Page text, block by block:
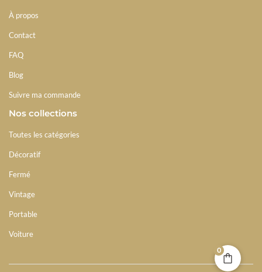
0
À propos
Contact
FAQ
Blog
Suivre ma commande
Nos collections
Toutes les catégories
Décoratif
Fermé
Vintage
Portable
Voiture